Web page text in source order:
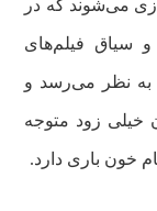
می‌شوند که در
و سیاق فیلم‌های
به نظر می‌رسد و
خیلی زود متوجه
خون باری دارد.